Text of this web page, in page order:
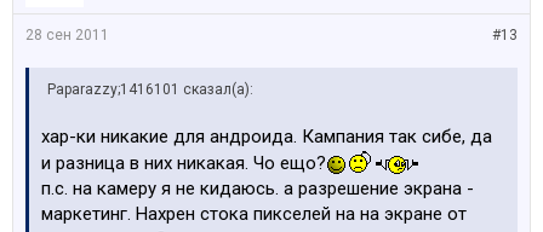
#13
28 сен 2011
Paparazzy;1416101 сказал(а):
хар-ки никакие для андроида. Кампания так сибе, да
и разница в них никакая. Чо ещо?
п.с. на камеру я не кидаюсь. а разрешение экрана -
маркетинг. Нахрен стока пикселей на на экране от